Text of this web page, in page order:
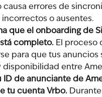
causa errores de
o ausentes.
que el onboarding de
completo. El proceso
para que tus anuncios
disponibilidad entre
ID de anunciante de
tu cuenta Vrbo.